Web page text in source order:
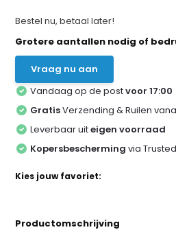
Bestel nu, betaal later!
Grotere aantallen nodig of
Vraag nu aan
Vandaag op de postvoor 17:00
GratisVerzending & Ruilen
Leverbaar uiteigen voorraad
Kopersbescherming via
Kies jouw favoriet:
Productomschrijving